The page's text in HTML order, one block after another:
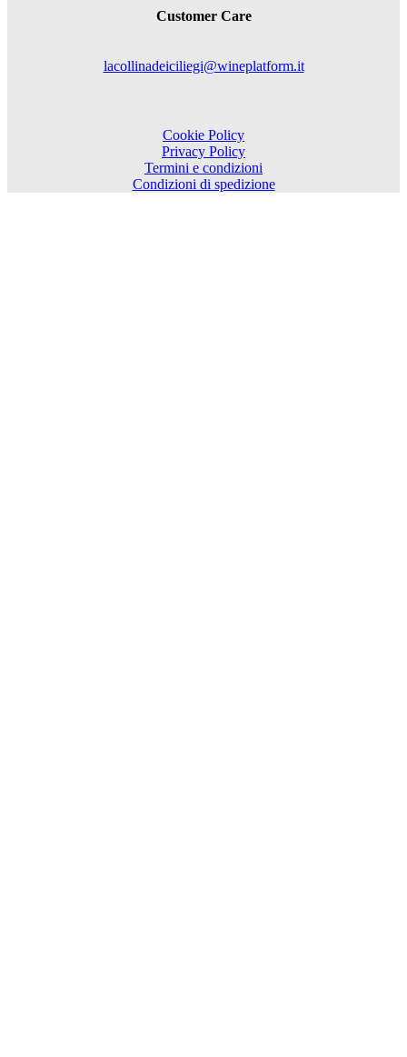
Customer Care
lacollinadeiciliegi@wineplatform.it
Cookie Policy
Privacy Policy
Termini e condizioni
Condizioni di spedizione